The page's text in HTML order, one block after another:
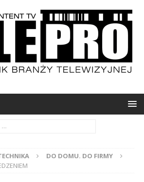
DO DOMU. DO FIRMY